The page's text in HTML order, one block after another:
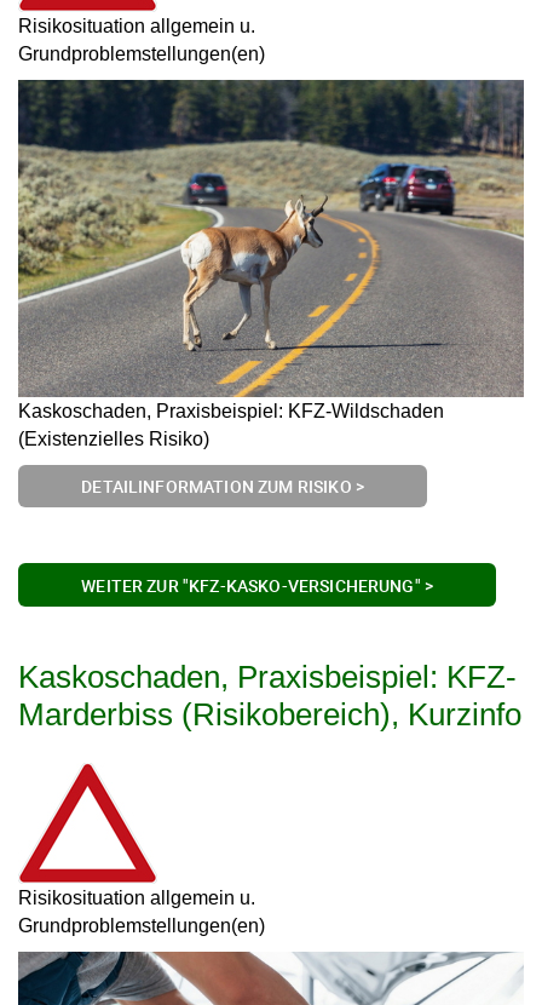
Risikosituation allgemein u.
Grundproblemstellungen(en)
Kaskoschaden, Praxisbeispiel: KFZ-Wildschaden
(Existenzielles Risiko)
DETAILINFORMATION ZUM RISIKO >
WEITER ZUR "KFZ-KASKO-VERSICHERUNG" >
Kaskoschaden, Praxisbeispiel: KFZ-
Marderbiss (Risikobereich), Kurzinfo
Risikosituation allgemein u.
Grundproblemstellungen(en)